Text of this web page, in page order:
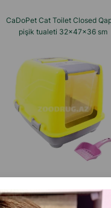
CaDoPet Cat Toilet Closed
pişik tualeti 32x47x36 sm
(0 Rəylər)